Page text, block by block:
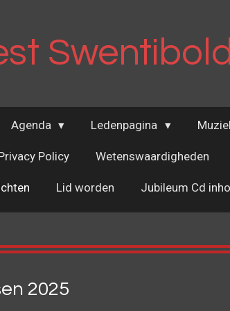
Swentibold
Agenda Ledenpagina
Policy Wetenswaardigheden
Lid worden Jubileum Cd
2025